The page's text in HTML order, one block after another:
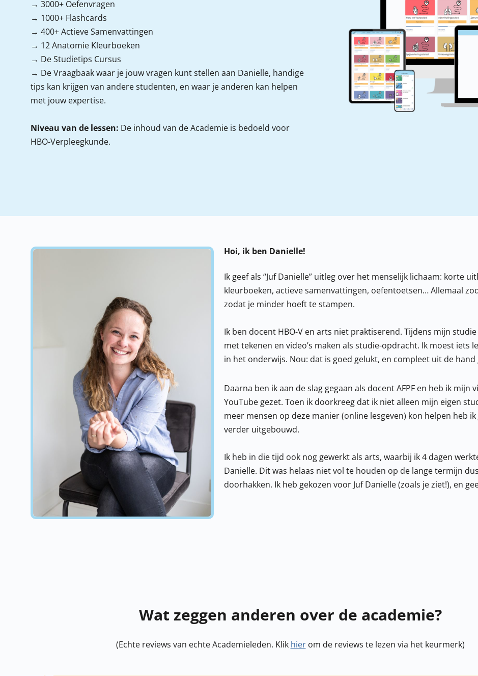
→ 3000+ Oefenvragen
→ 1000+ Flashcards
→ 400+ Actieve Samenvattingen
→ 12 Anatomie Kleurboeken
→ De Studietips Cursus
→ De Vraagbaakwaar je jouw vragen kunt stellen aan Danielle, handige
tips kan krijgen van andere studenten, en waar je anderen kan helpen
met jouw expertise.
Niveau van de lessen: De inhoud van de Academie is bedoeld voor
HBO-Verpleegkunde.
Hoi, ik ben Danielle!
Ik geef als “Juf Danielle” uitleg over het menselijk lichaam: korte
kleurboeken, actieve samenvattingen, oefentoetsen… Allemaal
zodat je minder hoeft te stampen.
Ik ben docent HBO-V en arts niet praktiserend. Tijdens mijn
met tekenen en video’s maken als studie-opdracht. Ik moest iets
in het onderwijs. Nou: dat is goed gelukt, en compleet uit de hand
Daarna ben ik aan de slag gegaan als docent AFPF en heb ik mijn
YouTube gezet. Toen ik doorkreeg dat ik niet alleen mijn eigen
meer mensen op deze manier (online lesgeven) kon helpen heb
verder uitgebouwd.
Ik heb in die tijd ook nog gewerkt als arts, waarbij ik 4 dagen
Danielle. Dit was helaas niet vol te houden op de lange termijn
doorhakken. Ik heb gekozen voor Juf Danielle (zoals je ziet!), en
Wat zeggen anderen over de academie?
(Echte reviews van echte Academieleden. Klik hierom de reviews te lezen via het keurmerk)